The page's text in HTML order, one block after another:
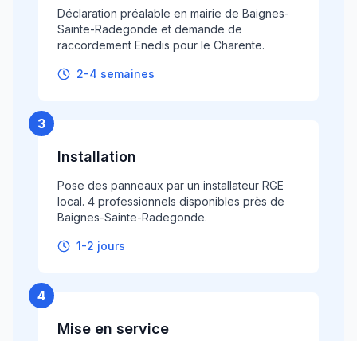
Déclaration préalable en mairie de Baignes-
Sainte-Radegonde et demande de
raccordement Enedis pour le Charente.
2-4 semaines
3
Installation
Pose des panneaux par un installateur RGE
local. 4 professionnels disponibles près de
Baignes-Sainte-Radegonde.
1-2 jours
4
Mise en service